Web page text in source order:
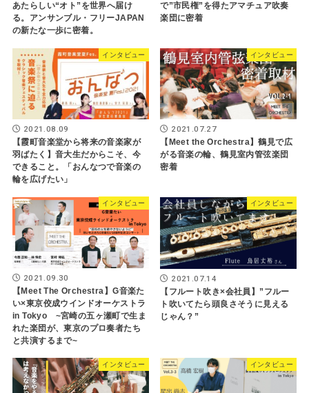
あたらしい“オト”を世界へ届け
る。アンサンブル・フリーJAPAN
の新たな一歩に密着。
で”市民権”を得たアマチュア吹奏
楽団に密着
インタビュー
2021.08.09
【霞町音楽堂から将来の音楽家が
羽ばたく】音大生だからこそ、今
できること。「おんなつで音楽の
輪を広げたい」
インタビュー
2021.07.27
【Meet the Orchestra】鶴見で広
がる音楽の輪、鶴見室内管弦楽団
密着
インタビュー
2021.09.30
【Meet The Orchestra】G音楽た
い×東京佼成ウインドオーケストラ
in Tokyo ~宮崎の五ヶ瀬町で生ま
れた楽団が、東京のプロ奏者たち
と共演するまで~
インタビュー
2021.07.14
【フルート吹き×会社員】”フルー
ト吹いてたら頭良さそうに見える
じゃん？”
インタビュー インタビュー